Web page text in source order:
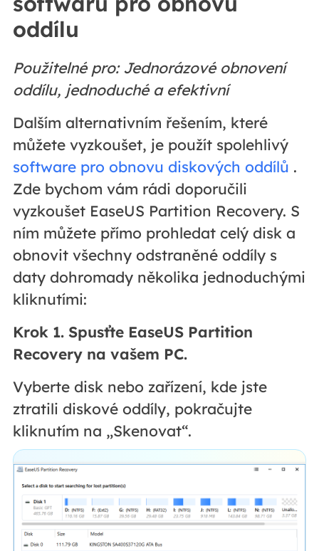
oddílu
Použitelné pro: Jednorázové obnovení
oddílu, jednoduché a efektivní
Dalším alternativním řešením, které
můžete vyzkoušet, je použít spolehlivý
software pro obnovu diskových oddílů .
Zde bychom vám rádi doporučili
vyzkoušet EaseUS Partition Recovery. S
ním můžete přímo prohledat celý disk a
obnovit všechny odstraněné oddíly s
daty dohromady několika jednoduchými
kliknutími:
Krok 1. Spusťte EaseUS Partition
Recovery na vašem PC.
Vyberte disk nebo zařízení, kde jste
ztratili diskové oddíly, pokračujte
kliknutím na „Skenovat“.